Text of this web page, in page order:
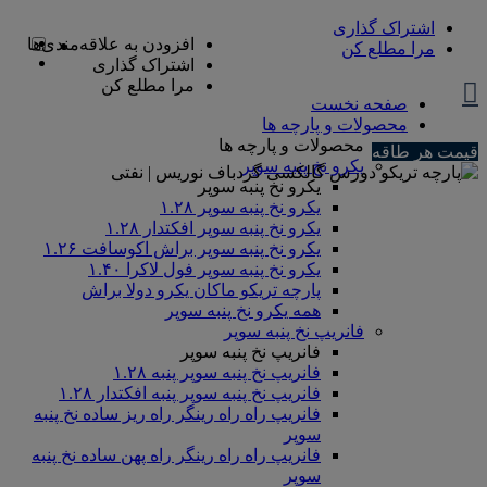
اشتراک گذاری
مرا مطلع کن
صفحه نخست
محصولات و پارچه ها
محصولات و پارچه ها
یکرو نخ پنبه سوپر
یکرو نخ پنبه سوپر
یکرو نخ پنبه سوپر ۱.۲۸
یکرو نخ پنبه سوپر افکتدار ۱.۲۸
یکرو نخ پنبه سوپر براش اکوسافت ۱.۲۶
یکرو نخ پنبه سوپر فول لاکرا ۱.۴۰
پارچه تریکو ماکان یکرو دولا براش
همه یکرو نخ پنبه سوپر
فانریپ نخ پنبه سوپر
فانریپ نخ پنبه سوپر
فانریپ نخ پنبه سوپر پنبه ۱.۲۸
فانریپ نخ پنبه سوپر پنبه افکتدار ۱.۲۸
فانریپ راه راه رینگر راه ریز ساده نخ پنبه
سوپر
فانریپ راه راه رینگر راه پهن ساده نخ پنبه
سوپر
قیمت هر طاقه
افزودن به علاقه‌مندی‌ها
اشتراک گذاری
مرا مطلع کن